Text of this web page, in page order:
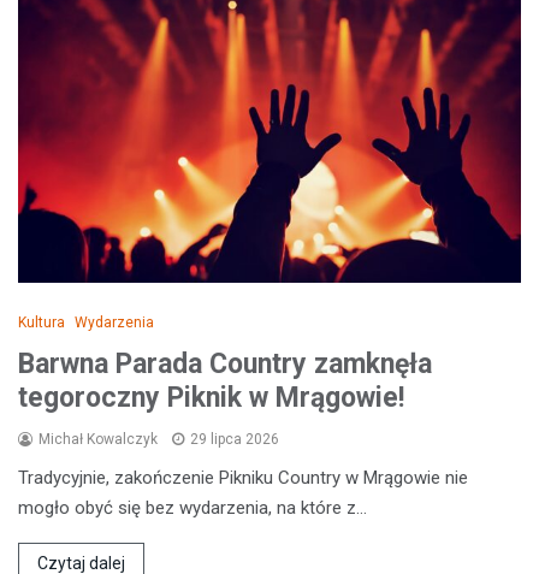
Kultura Wydarzenia
Barwna Parada Country zamknęła
tegoroczny Piknik w Mrągowie!
Michał Kowalczyk 29 lipca 2026
Tradycyjnie, zakończenie Pikniku Country w Mrągowie nie
mogło obyć się bez wydarzenia, na które z…
Czytaj dalej